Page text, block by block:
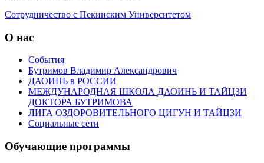
Cотрудничество с Пекинским Университетом
О нас
События
Бутримов Владимир Александрович
ДАОИНЬ в РОССИИ
МЕЖДУНАРОДНАЯ ШКОЛА ДАОИНЬ И ТАЙЦЗИ
ДОКТОРА БУТРИМОВА
ЛИГА ОЗДОРОВИТЕЛЬНОГО ЦИГУН И ТАЙЦЗИ
Социальные сети
Обучающие программы